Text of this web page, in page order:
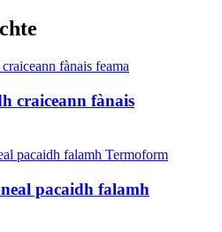
craiceann fànais
pacaidh falamh